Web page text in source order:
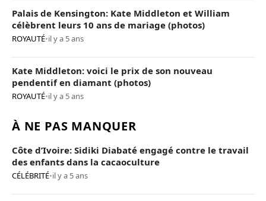
Palais de Kensington: Kate Middleton et William
célèbrent leurs 10 ans de mariage (photos)
ROYAUTÉ•il y a 5 ans
Kate Middleton: voici le prix de son nouveau
pendentif en diamant (photos)
ROYAUTÉ•il y a 5 ans
À NE PAS MANQUER
Côte d’Ivoire: Sidiki Diabaté engagé contre le travail
des enfants dans la cacaoculture
CÉLÉBRITÉ•il y a 5 ans